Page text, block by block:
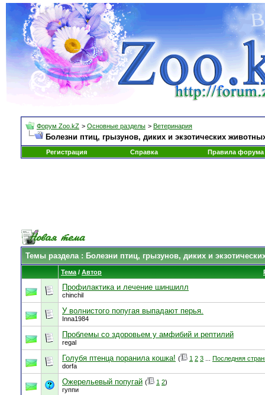
Форум Zoo.kZ > Основные разделы > Ветеринария
Болезни птиц, грызунов, диких и экзотических
Регистрация Справка Правила форума
Темы раздела: Болезни птиц, грызунов, диких и
Тема / Автор
Профилактика и лечение шиншилл
chinchil
У волнистого попугая выпадают перья.
Inna1984
Проблемы со здоровьем у амфибий и рептилий
regal
Голубя птенца поранила кошка! ( 1 2 3
Последняя
dorfa
Ожерельевый попугай ( 1 2)
гуппи